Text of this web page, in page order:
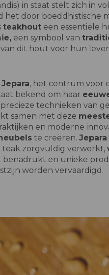
in staat stelt zich in
het door boeddhistische
teakhout een essentiële
een symbool van
dit hout voor hun
Jepara, het centrum voor
bekend om haar
precieze technieken van
samen met deze
en moderne
te creëren. Jepara
zorgvuldig verwerkt,
benadrukt en unieke
worden vervaardigd.